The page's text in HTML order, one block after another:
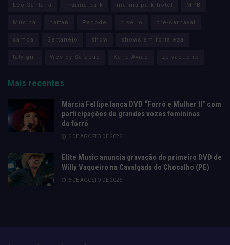
Léo Santana marina park marina park hotel MPB
Música nattan Pagode piseiro pré-carnaval
samba Sertanejo show shows em fortaleza
taty girl Wesley Safadão Xand Avião zé vaqueiro
Mais recentes
Márcia Fellipe lança DVD “Forró e Mulher II” com
participações de grandes vozes femininas
do forró
6 DE AGOSTO DE 2026
Elite Music anuncia gravação do primeiro DVD de
Willy Vaqueiro na Cavalgada do Chocalho (PE)
6 DE AGOSTO DE 2026